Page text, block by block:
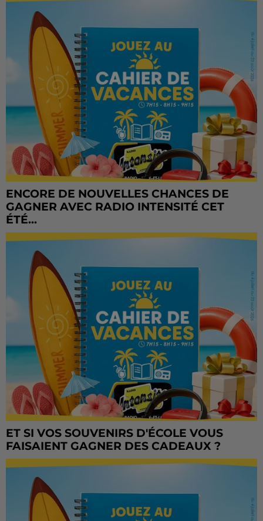
ENCORE DE NOUVELLES CHANCES DE
GAGNER AVEC RADIO INTENSITÉ CET
ÉTÉ...
ET SI VOS SOUVENIRS D'ÉCOLE VOUS
FAISAIENT GAGNER DES CADEAUX ?